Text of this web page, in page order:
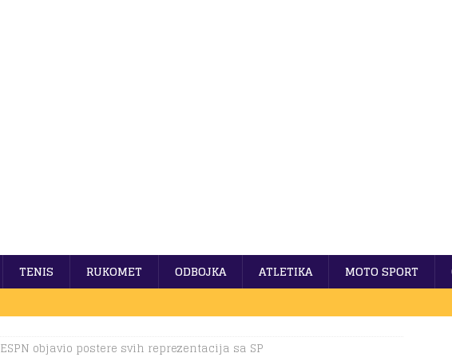
TENIS RUKOMET ODBOJKA ATLETIKA MOTO SPORT
ESPN objavio postere svih reprezentacija sa SP